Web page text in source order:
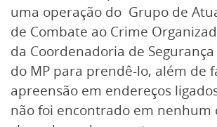
uma operação do Grupo de
de Combate ao Crime
da Coordenadoria de
do MP para prendê-lo, além de
apreensão em endereços
não foi encontrado em nenhum